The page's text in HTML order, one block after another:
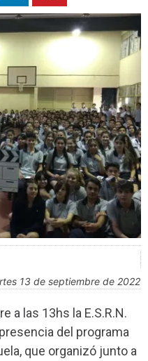
13 de septiembre de 2022
a las 13hs la E.S.R.N.
del programa
que organizó junto a